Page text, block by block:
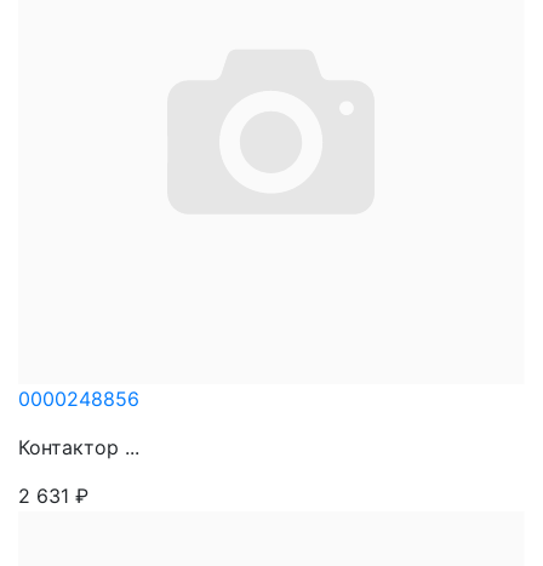
0000248856
Контактор ...
2 631 ₽